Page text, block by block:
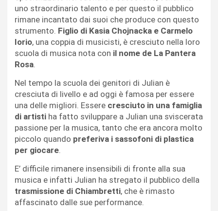
uno straordinario talento e per questo il pubblico
rimane incantato dai suoi che produce con questo
strumento. Figlio di Kasia Chojnacka e Carmelo
Iorio, una coppia di musicisti, è cresciuto nella loro
scuola di musica nota con il nome de La Pantera
Rosa.
Nel tempo la scuola dei genitori di Julian è
cresciuta di livello e ad oggi è famosa per essere
una delle migliori. Essere cresciuto in una famiglia
di artisti ha fatto sviluppare a Julian una sviscerata
passione per la musica, tanto che era ancora molto
piccolo quando preferiva i sassofoni di plastica
per giocare.
E’ difficile rimanere insensibili di fronte alla sua
musica e infatti Julian ha stregato il pubblico della
trasmissione di Chiambretti, che è rimasto
affascinato dalle sue performance.